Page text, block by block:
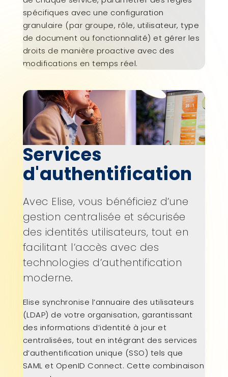
spécifiques avec une configuration
granulaire (par groupe, rôle, utilisateur, type
de document ou fonctionnalité) et gérer les
droits de manière proactive avec des
modifications en temps réel.
Services
d'authentification
Avec Elise, vous bénéficiez d’une
gestion centralisée et sécurisée
des identités utilisateurs, tout en
facilitant l’accès avec des
technologies d’authentification
moderne.
Elise synchronise l’annuaire des utilisateurs
(LDAP) de votre organisation, garantissant
des informations d’identité à jour et
centralisées, tout en intégrant des services
d’authentification unique (SSO) tels que
SAML et OpenID Connect. Cette combinaison